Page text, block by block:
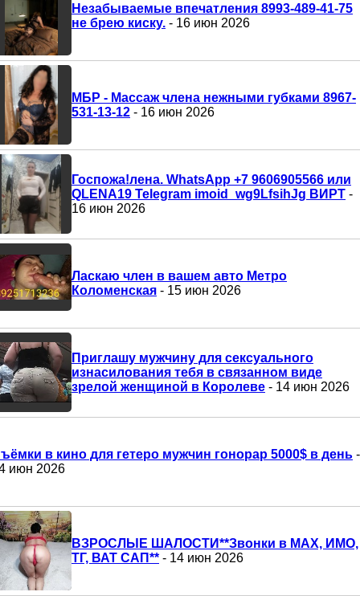
Незабываемые впечатления 8993-489-41-75
не брею киску. - 16 июн 2026
МБР - Массаж члена нежными губками 8967-
531-13-12 - 16 июн 2026
Госпожа!лена. WhatsApp +7 9606905566 или
QLENA19 Telegram imoid_wg9LfsihJg ВИРТ -
16 июн 2026
Ласкаю член в вашем авто Метро
Коломенская - 15 июн 2026
Приглашу мужчину для сексуального
изнасилования тебя в связанном виде
зрелой женщиной в Королеве - 14 июн 2026
в кино для гетеро мужчин гонорар 5000$ в день -
июн 2026
ВЗРОСЛЫЕ ШАЛОСТИ**Звонки в МАХ, ИМО,
ТГ, ВАТ САП** - 14 июн 2026